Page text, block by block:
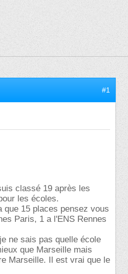
#1
classé 19 après les
les écoles.
15 places pensez vous
Paris, 1 a l'ENS Rennes
ne sais pas quelle école
que Marseille mais
Marseille. Il est vrai que le